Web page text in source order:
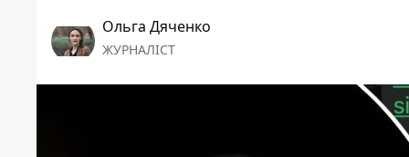
Ольга Дяченко
ЖУРНАЛІСТ